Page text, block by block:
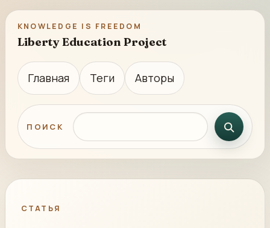
KNOWLEDGE IS FREEDOM
Liberty Education Project
Главная Теги Авторы
ПОИСК Поиск по сайту
СТАТЬЯ